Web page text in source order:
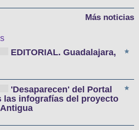
Más noticias
EDITORIAL. Guadalajara,
'Desaparecen' del Portal
las infografías del proyecto